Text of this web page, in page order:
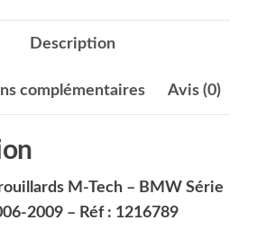
Description
complémentaires Avis (0)
M-Tech – BMW Série
2009 – Réf : 1216789